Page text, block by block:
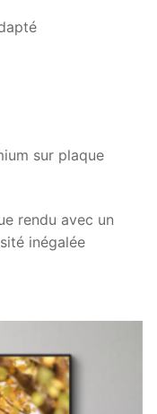
sur plaque
rendu avec un
inégalée